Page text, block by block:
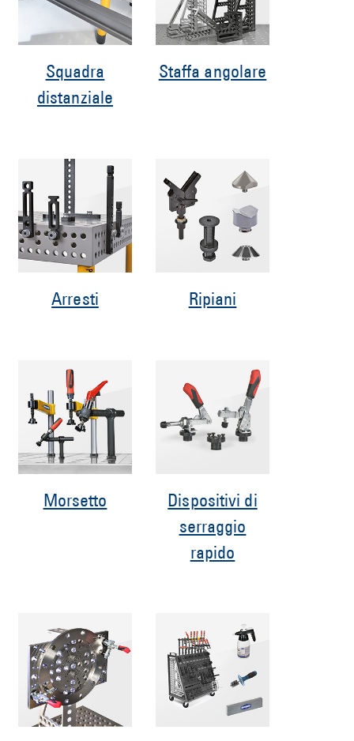
Squadra
distanziale
Staffa angolare
Arresti Ripiani
Morsetto
Dispositivi di
serraggio
rapido